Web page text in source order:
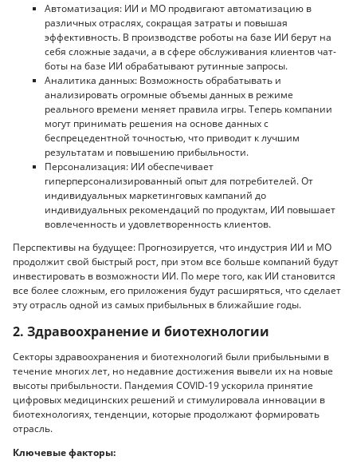
Автоматизация: ИИ и МО продвигают автоматизацию в
различных отраслях, сокращая затраты и повышая
эффективность. В производстве роботы на базе ИИ берут на
себя сложные задачи, а в сфере обслуживания клиентов чат-
боты на базе ИИ обрабатывают рутинные запросы.
Аналитика данных: Возможность обрабатывать и
анализировать огромные объемы данных в режиме
реального времени меняет правила игры. Теперь компании
могут принимать решения на основе данных с
беспрецедентной точностью, что приводит к лучшим
результатам и повышению прибыльности.
Персонализация: ИИ обеспечивает
гиперперсонализированный опыт для потребителей. От
индивидуальных маркетинговых кампаний до
индивидуальных рекомендаций по продуктам, ИИ повышает
вовлеченность и удовлетворенность клиентов.
Перспективы на будущее: Прогнозируется, что индустрия ИИ и МО
продолжит свой быстрый рост, при этом все больше компаний будут
инвестировать в возможности ИИ. По мере того, как ИИ становится
все более сложным, его приложения будут расширяться, что сделает
эту отрасль одной из самых прибыльных в ближайшие годы.
2. Здравоохранение и биотехнологии
Секторы здравоохранения и биотехнологий были прибыльными в
течение многих лет, но недавние достижения вывели их на новые
высоты прибыльности. Пандемия COVID-19 ускорила принятие
цифровых медицинских решений и стимулировала инновации в
биотехнологиях, тенденции, которые продолжают формировать
отрасль.
Ключевые факторы: